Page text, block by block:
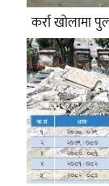
कर्रा खोलामा